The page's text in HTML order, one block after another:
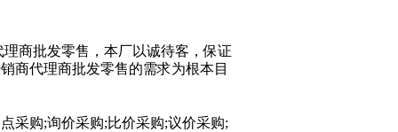
商批发零售，本厂以诚待客，保证
商代理商批发零售的需求为根本目
采购;询价采购;比价采购;议价采购;